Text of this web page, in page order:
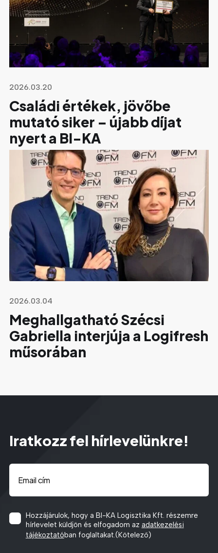
2026.03.20
Családi értékek, jövőbe
mutató siker – újabb díjat
nyert a BI-KA
2026.03.04
Meghallgatható Szécsi
Gabriella interjúja a Logifresh
műsorában
Iratkozz fel hírlevelünkre!
Email
Consent(Kötelező)
Hozzájárulok, hogy a BI-KA Logisztika Kft. részemre
hírlevelet küldjön és elfogadom az adatkezelési
tájékoztatóban foglaltakat.(Kötelező)